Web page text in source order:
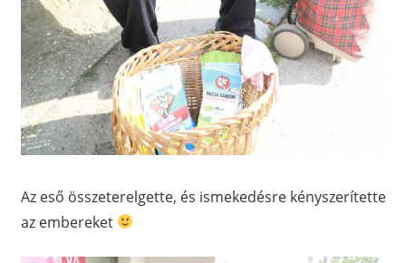
Az eső összeterelgette, és ismekedésre kényszerítette
az embereket